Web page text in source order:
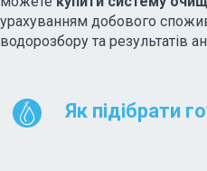
урахуванням добового
водорозбору та результатів
Як підібрати